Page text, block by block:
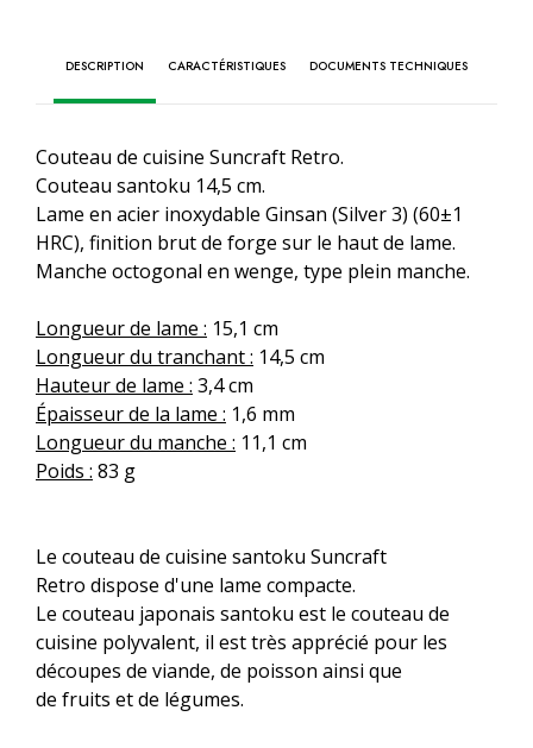
DESCRIPTION CARACTÉRISTIQUES DOCUMENTS TECHNIQUES
Couteau de cuisine Suncraft Retro.
Couteau santoku 14,5 cm.
Lame en acier inoxydable Ginsan (Silver 3) (60±1
HRC), finition brut de forge sur le haut de lame.
Manche octogonal en wenge, type plein manche.
Longueur de lame : 15,1 cm
Longueur du tranchant : 14,5 cm
Hauteur de lame : 3,4 cm
Épaisseur de la lame : 1,6 mm
Longueur du manche : 11,1 cm
Poids : 83 g
Le couteau de cuisine santoku Suncraft
Retro dispose d'une lame compacte.
Le couteau japonais santoku est le couteau de
cuisine polyvalent, il est très apprécié pour les
découpes de viande, de poisson ainsi que
de fruits et de légumes.